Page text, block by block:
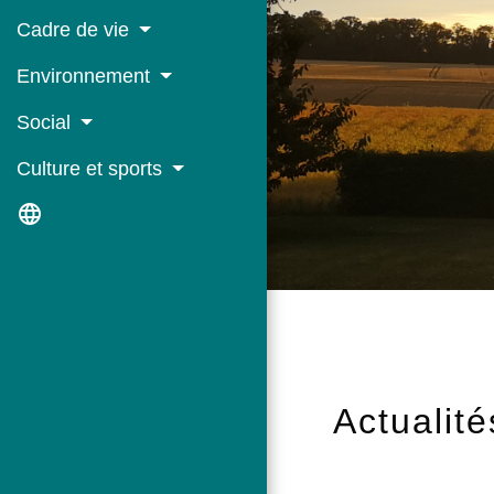
Cadre de vie
Environnement
Social
Culture et sports
language